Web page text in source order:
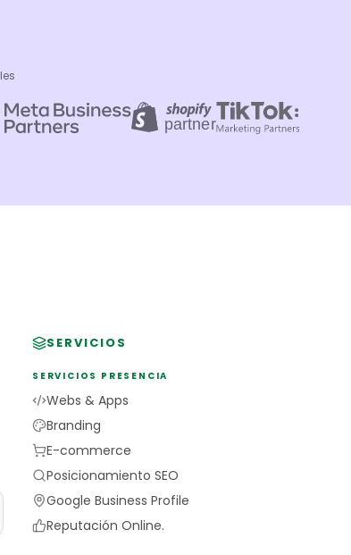
SERVICIOS
SERVICIOS PRESENCIA
Webs & Apps
Branding
E-commerce
Posicionamiento SEO
Google Business Profile
Reputación Online.